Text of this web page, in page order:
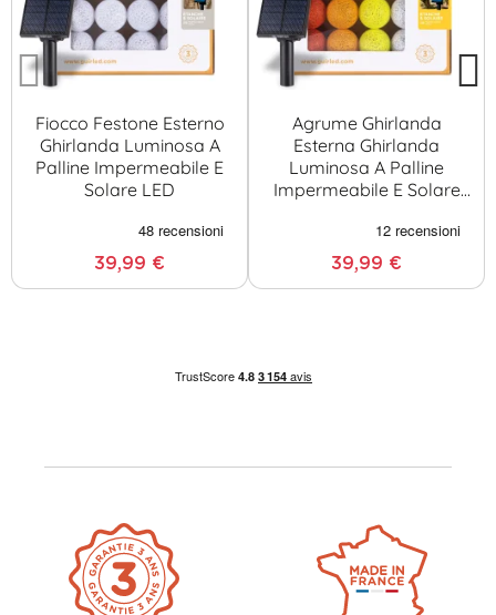
Fiocco Festone Esterno
Ghirlanda Luminosa A
Palline Impermeabile E
Solare LED
39,99 €
Agrume Ghirlanda
Esterna Ghirlanda
Luminosa A Palline
Impermeabile E Solare
39,99 €